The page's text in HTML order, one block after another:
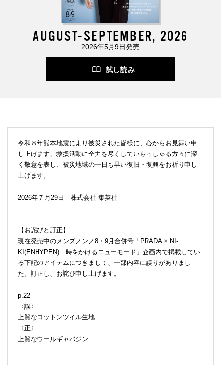
AUGUST-SEPTEMBER, 2026
2026年5月9日発売
試し読み
令和８年熊本地震により被災された皆様に、心からお見舞い申
し上げます。救援活動に全力を尽くしていらっしゃる方々に深
く敬意を表し、被災地域の一日も早い復旧・復興をお祈り申し
上げます。
2026年７月29日 株式会社 集英社
【お詫びと訂正】
現在発売中のメンズノンノ8・9月合併号「PRADA × NI-
KI(ENHYPEN) 時をかけるニューモード」企画内で掲載してい
る下記のアイテムにつきまして、一部内容に誤りがありまし
た。訂正し、お詫び申し上げます。
p.22
〈誤〉
上質なコットンツイル生地
〈正〉
上質なウールギャバジン